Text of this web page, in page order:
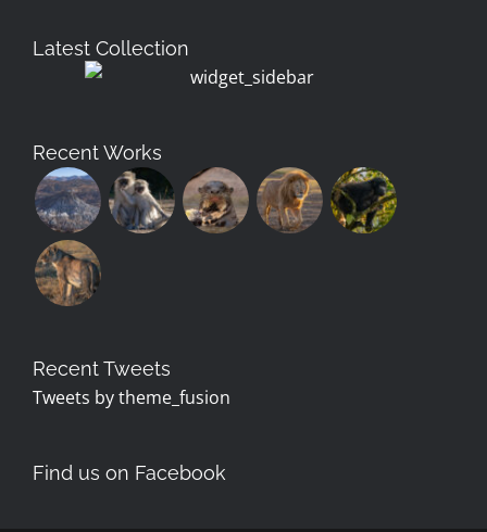
Latest Collection
Recent Works
Recent Tweets
Tweets by theme_fusion
Find us on Facebook